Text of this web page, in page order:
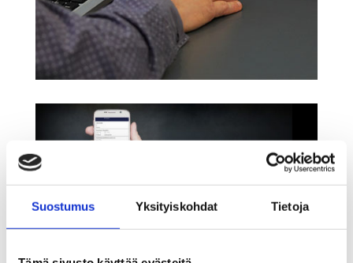
Suostumus Yksityiskohdat Tietoja